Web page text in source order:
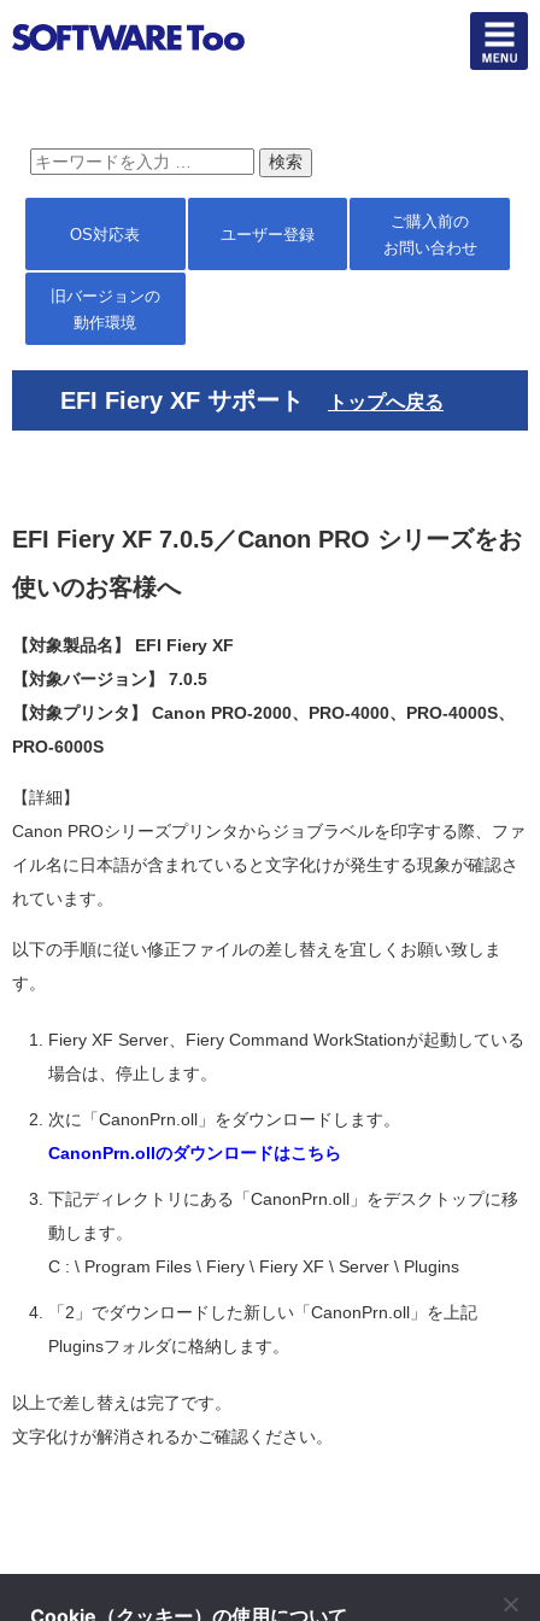
OS対応表 ユーザー登録
ご購入前の
お問い合わせ
旧バージョンの
動作環境
EFI Fiery XF サポート トップへ戻る
EFI Fiery XF 7.0.5／Canon PRO シリーズをお
使いのお客様へ
【対象製品名】 EFI Fiery XF
【対象バージョン】 7.0.5
【対象プリンタ】 Canon PRO-2000、PRO-4000、PRO-4000S、
PRO-6000S
【詳細】
Canon PROシリーズプリンタからジョブラベルを印字する際、ファ
イル名に日本語が含まれていると文字化けが発生する現象が確認さ
れています。
以下の手順に従い修正ファイルの差し替えを宜しくお願い致しま
す。
Fiery XF Server、Fiery Command WorkStationが起動している
場合は、停止します。
次に「CanonPrn.oll」をダウンロードします。
CanonPrn.ollのダウンロードはこちら
下記ディレクトリにある「CanonPrn.oll」をデスクトップに移
動します。
C : \ Program Files \ Fiery \ Fiery XF \ Server \ Plugins
「2」でダウンロードした新しい「CanonPrn.oll」を上記
Pluginsフォルダに格納します。
以上で差し替えは完了です。
文字化けが解消されるかご確認ください。
Cookie（クッキー）の使用について